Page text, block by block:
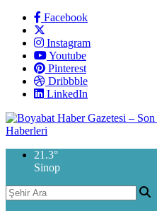
Facebook
Instagram
Youtube
Pinterest
Dribbble
LinkedIn
21.3°
Sinop